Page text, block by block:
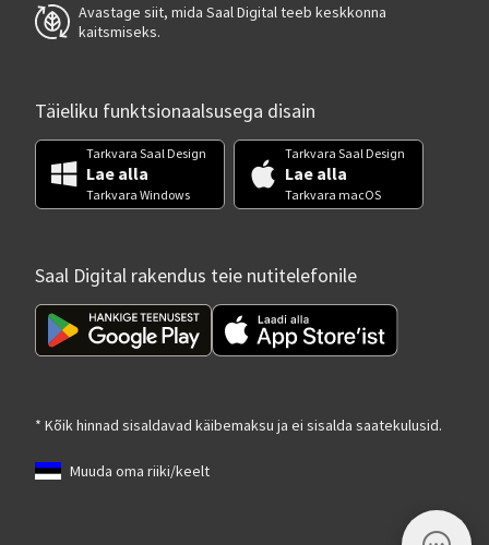
Avastage siit, mida Saal Digital teeb keskkonna
kaitsmiseks.
Täieliku funktsionaalsusega disain
Tarkvara Saal Design
Lae alla
Tarkvara Windows
Tarkvara Saal Design
Lae alla
Tarkvara macOS
Saal Digital rakendus teie nutitelefonile
* Kõik hinnad sisaldavad käibemaksu ja ei sisalda saatekulusid.
Muuda oma riiki/keelt